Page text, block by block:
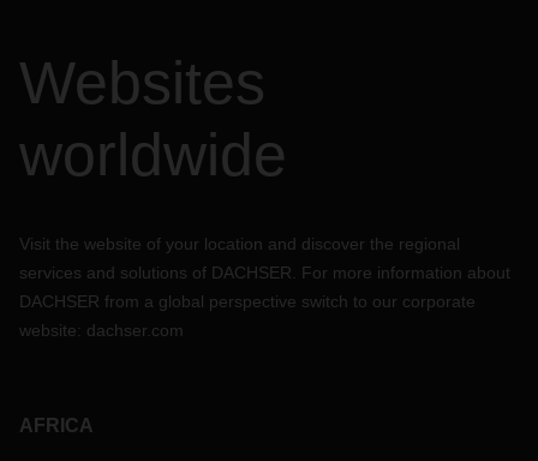
Websites
worldwide
Visit the website of your location and discover the regional
services and solutions of DACHSER. For more information about
DACHSER from a global perspective switch to our corporate
website: dachser.com
AFRICA